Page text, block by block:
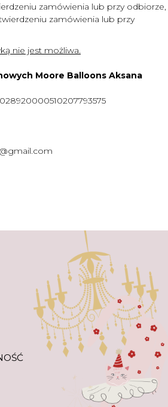
zamówienia lub przy odbiorze,
zamówienia lub przy
nie jest możliwa.
Moore Balloons Aksana